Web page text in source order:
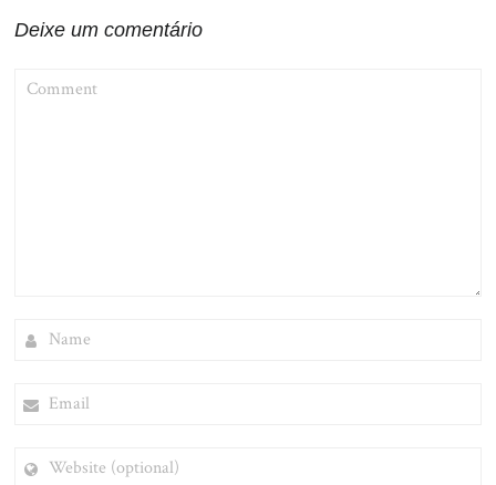
Deixe um comentário
(OPTIONAL)